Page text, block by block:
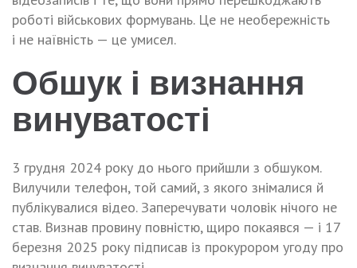
роботі військових формувань. Це не необережність
і не наївність — це умисел.
Обшук і визнання
винуватості
3 грудня 2024 року до нього прийшли з обшуком.
Вилучили телефон, той самий, з якого знімалися й
публікувалися відео. Заперечувати чоловік нічого не
став. Визнав провину повністю, щиро покаявся — і 17
березня 2025 року підписав із прокурором угоду про